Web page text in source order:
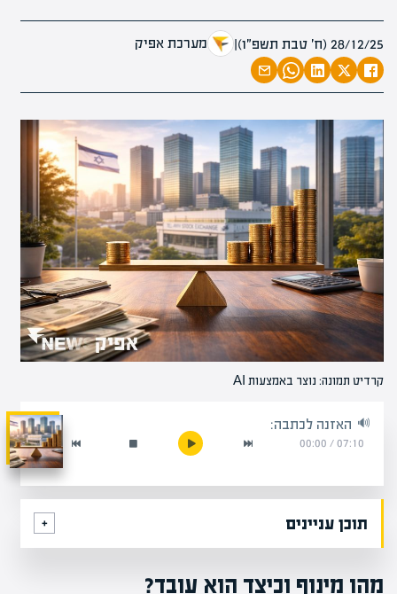
28/12/25 (ח׳ טבת תשפ״ו) | מערכת אפיק
קרדיט תמונה: נוצר באמצעות AI
האזנה לכתבה:
07:10
/
00:00
תוכן עניינים
מהו מינוף וכיצד הוא עובד?